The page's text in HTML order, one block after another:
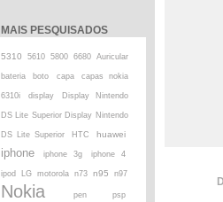
MAIS PESQUISADOS
5310 5610 5800 6680 Auricular
bateria boto capa capas nokia
6310i display Display Nintendo
DS Lite Superior Display Nintendo
DS Lite Superior HTC huawei
iphone iphone 3g iphone 4
ipod LG motorola n73 n95 n97
Nokia pen psp